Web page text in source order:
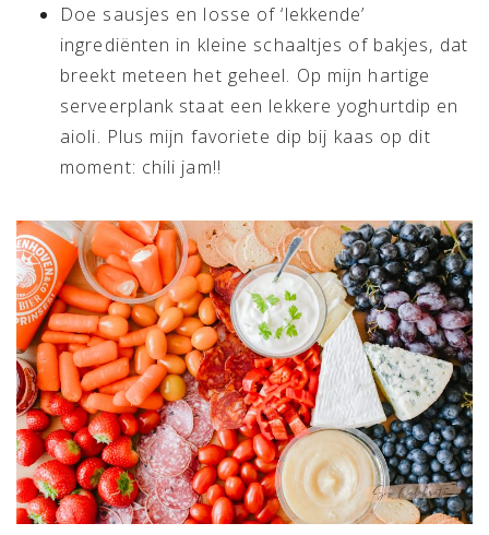
Doe sausjes en losse of ‘lekkende’
ingrediënten in kleine schaaltjes of bakjes, dat
breekt meteen het geheel. Op mijn hartige
serveerplank staat een lekkere yoghurtdip en
aioli. Plus mijn favoriete dip bij kaas op dit
moment: chili jam!!